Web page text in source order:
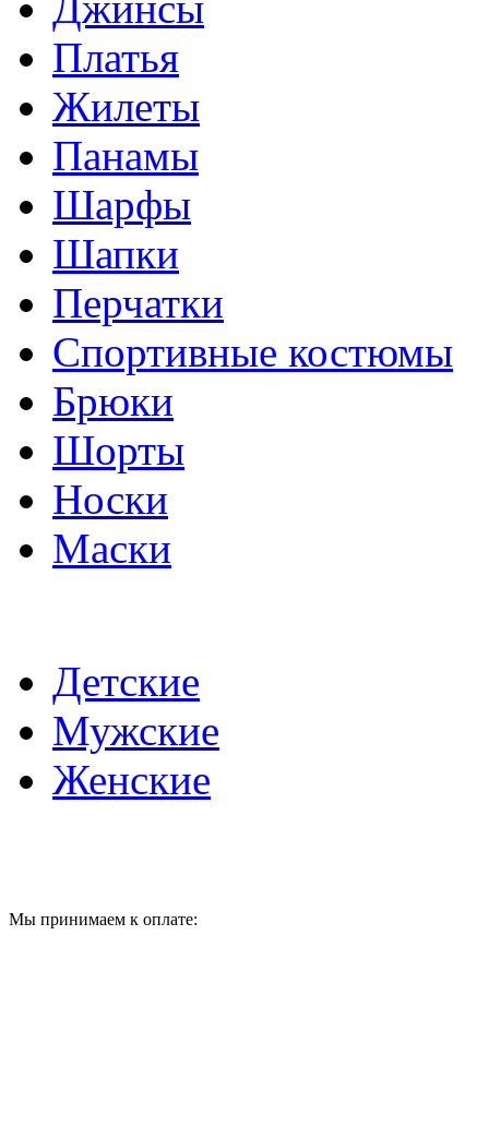
Платья
Жилеты
Панамы
Шарфы
Шапки
Перчатки
Спортивные костюмы
Брюки
Шорты
Носки
Маски
Детские
Мужские
Женские
Мы принимаем к оплате: